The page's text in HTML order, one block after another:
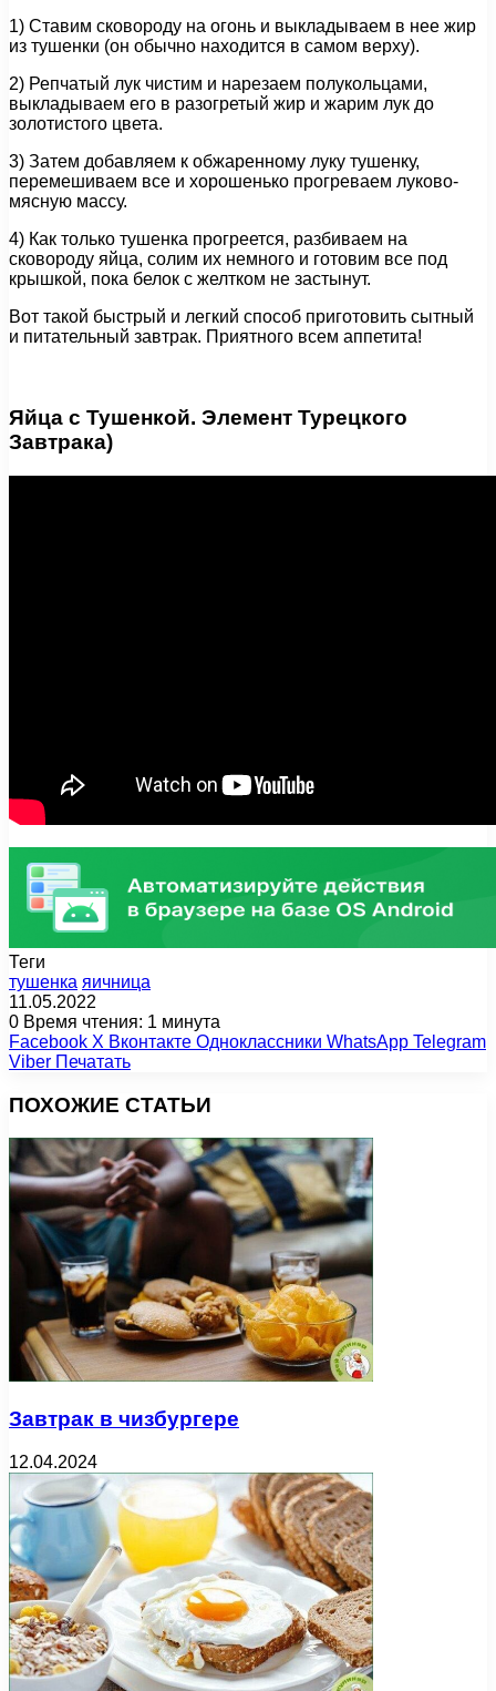
1) Ставим сковороду на огонь и выкладываем в нее жир
из тушенки (он обычно находится в самом верху).
2) Репчатый лук чистим и нарезаем полукольцами,
выкладываем его в разогретый жир и жарим лук до
золотистого цвета.
3) Затем добавляем к обжаренному луку тушенку,
перемешиваем все и хорошенько прогреваем луково-
мясную массу.
4) Как только тушенка прогреется, разбиваем на
сковороду яйца, солим их немного и готовим все под
крышкой, пока белок с желтком не застынут.
Вот такой быстрый и легкий способ приготовить сытный
и питательный завтрак. Приятного всем аппетита!
Яйца с Тушенкой. Элемент Турецкого
Завтрака)
Теги
тушенка яичница
11.05.2022
0 Время чтения: 1 минута
Facebook X Вконтакте Одноклассники WhatsApp Telegram
Viber Печатать
ПОХОЖИЕ СТАТЬИ
Завтрак в чизбургере
12.04.2024